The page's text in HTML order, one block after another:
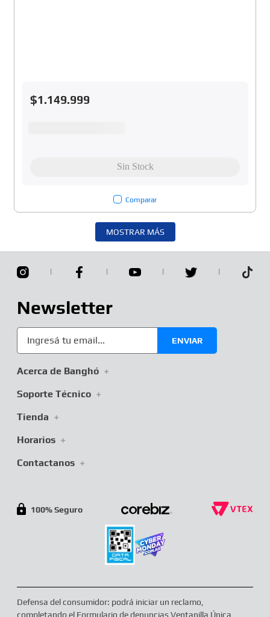
$1.149.999
Comparar
MOSTRAR MÁS
Newsletter
ENVIAR
Acerca de Banghó +
Soporte Técnico +
Tienda +
Horarios +
Contactanos +
100% Seguro
Defensa del consumidor: podrá iniciar un reclamo,
completando el Formulario de denuncias Ventanilla Única